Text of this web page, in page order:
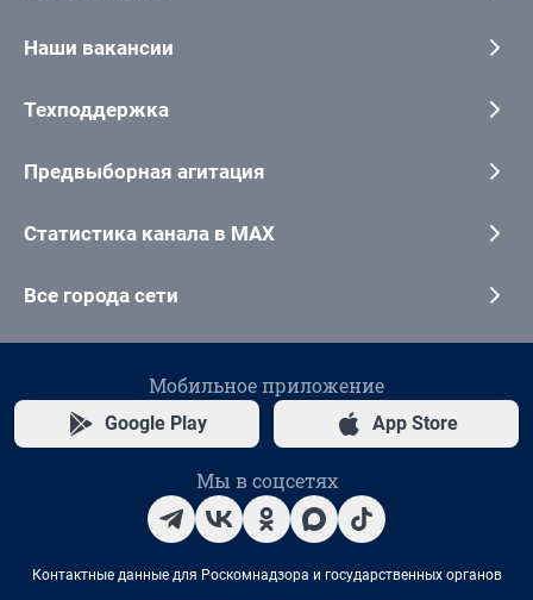
Наши вакансии
Техподдержка
Предвыборная агитация
Статистика канала в MAX
Все города сети
Мобильное приложение
Google Play App Store
Мы в соцсетях
Контактные данные для Роскомнадзора и государственных органов